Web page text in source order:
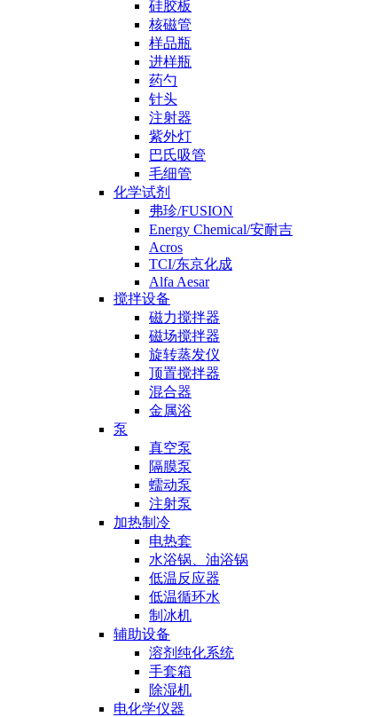
硅胶板
核磁管
样品瓶
进样瓶
药勺
针头
注射器
紫外灯
巴氏吸管
毛细管
化学试剂
弗珍/FUSION
Energy Chemical/安耐吉
Acros
TCI/东京化成
Alfa Aesar
搅拌设备
磁力搅拌器
磁场搅拌器
旋转蒸发仪
顶置搅拌器
混合器
金属浴
泵
真空泵
隔膜泵
蠕动泵
注射泵
加热制冷
电热套
水浴锅、油浴锅
低温反应器
低温循环水
制冰机
辅助设备
溶剂纯化系统
手套箱
除湿机
电化学仪器